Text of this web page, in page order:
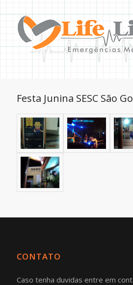
Festa Junina SESC São
CONTATO
Caso tenha duvidas entre em